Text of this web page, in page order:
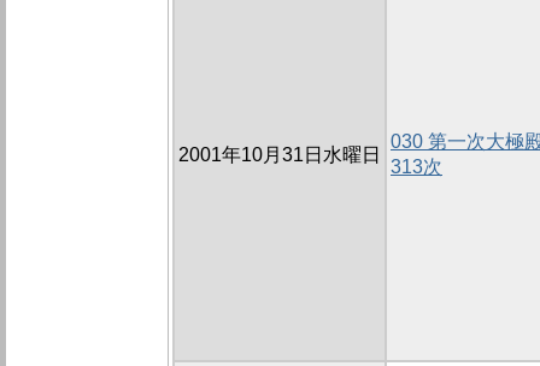
2001年10月31日水曜日
030 第一次大極
313次